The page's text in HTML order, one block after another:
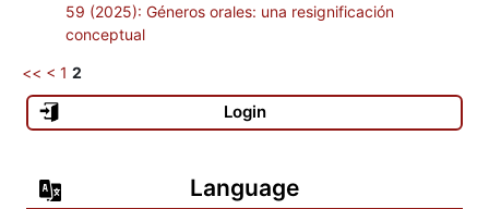
59 (2025): Géneros orales: una resignificación
conceptual
<< < 1 2
Login
Language